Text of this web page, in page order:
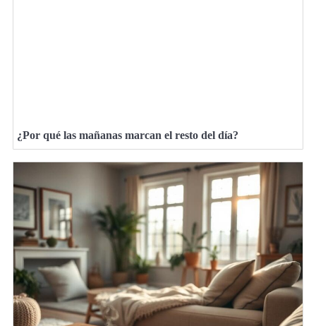
¿Por qué las mañanas marcan el resto del día?